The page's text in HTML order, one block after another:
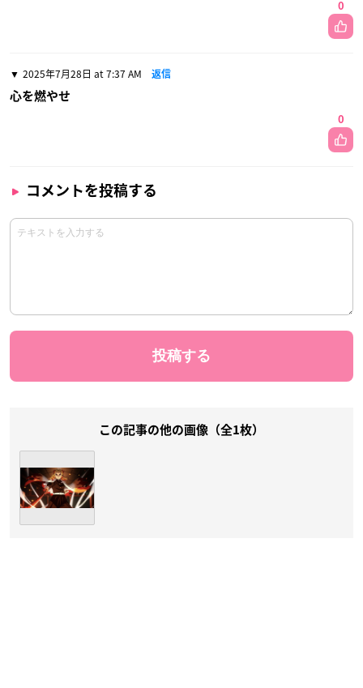
0
2025年7月28日 at 7:37 AM 返信
心を燃やせ
0
コメントを投稿する
この記事の他の画像（全1枚）